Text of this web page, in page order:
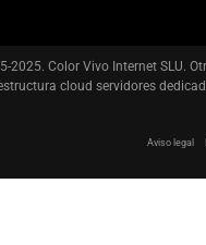
2025. Color Vivo Internet SLU.
cloud servidores
Aviso legal